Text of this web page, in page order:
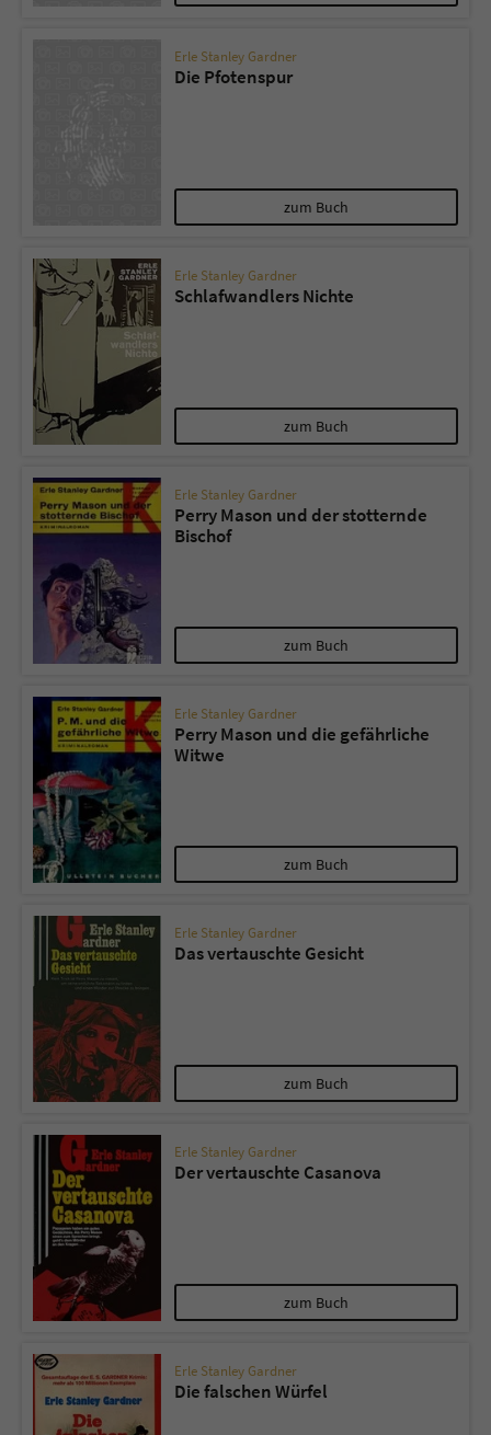
Erle Stanley Gardner
Die Pfotenspur
zum Buch
Erle Stanley Gardner
Schlafwandlers Nichte
zum Buch
Erle Stanley Gardner
Perry Mason und der stotternde
Bischof
zum Buch
Erle Stanley Gardner
Perry Mason und die gefährliche
Witwe
zum Buch
Erle Stanley Gardner
Das vertauschte Gesicht
zum Buch
Erle Stanley Gardner
Der vertauschte Casanova
zum Buch
Erle Stanley Gardner
Die falschen Würfel